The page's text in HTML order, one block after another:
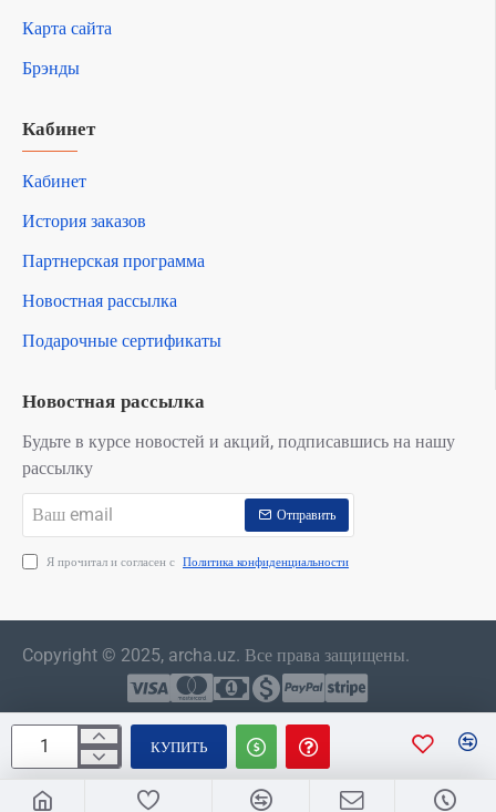
КУПИТЬ
Карта сайта
Брэнды
Кабинет
Кабинет
История заказов
Партнерская программа
Новостная рассылка
Подарочные сертификаты
Новостная рассылка
Будьте в курсе новостей и акций, подписавшись на нашу
рассылку
email
Отправить
Я прочитал и согласен с Политика конфиденциальности
Copyright © 2025, archa.uz. Все права защищены.